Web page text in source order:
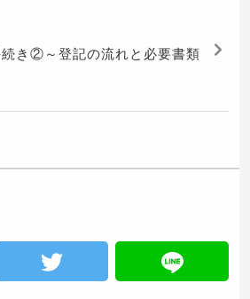
き②～登記の流れと必要書類